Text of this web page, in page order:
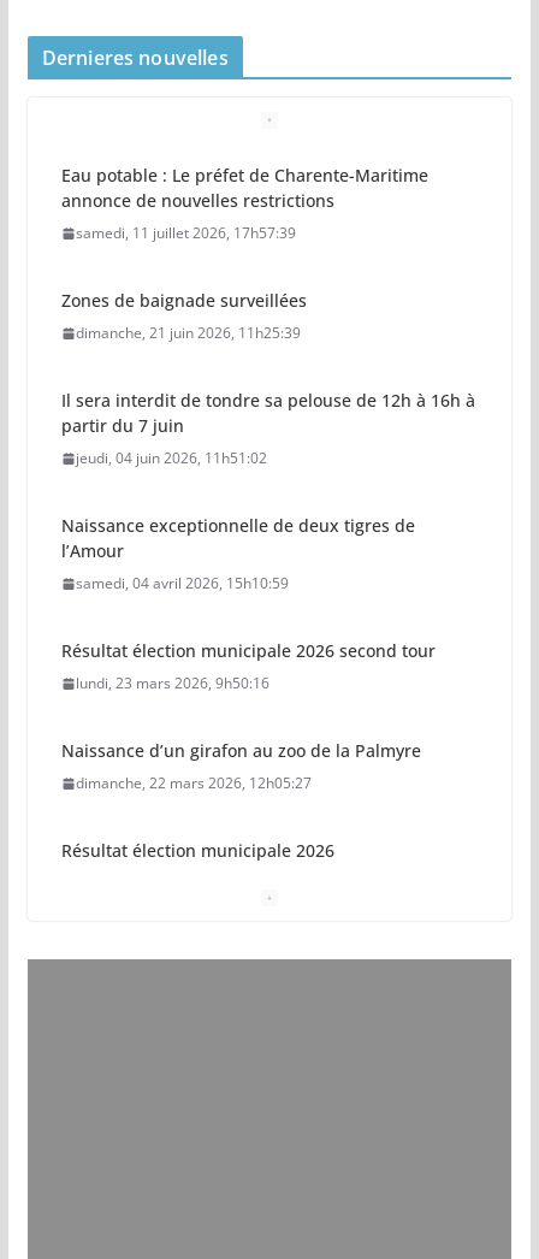
Dernieres nouvelles
Eau potable : Le préfet de Charente-Maritime
annonce de nouvelles restrictions
samedi, 11 juillet 2026, 17h57:39
Zones de baignade surveillées
dimanche, 21 juin 2026, 11h25:39
Il sera interdit de tondre sa pelouse de 12h à 16h à
partir du 7 juin
jeudi, 04 juin 2026, 11h51:02
Naissance exceptionnelle de deux tigres de
l’Amour
samedi, 04 avril 2026, 15h10:59
Résultat élection municipale 2026 second tour
lundi, 23 mars 2026, 9h50:16
Naissance d’un girafon au zoo de la Palmyre
dimanche, 22 mars 2026, 12h05:27
Résultat élection municipale 2026